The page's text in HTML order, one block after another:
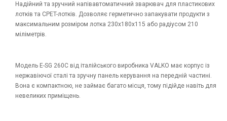
Надійний та зручний напівавтоматичний зварювач для пластикових
лотків та CPET-лотків. Дозволяє герметично запакувати продукти з
максимальним розміром лотка 230х180х115 або радіусом 210
міліметрів.
Модель E-SG 260C від італійського виробника VALKO має корпус із
нержавіючої сталі та зручну панель керування на передній частині.
Вона є компактною, не займає багато місця, тому підійде навіть для
невеликих приміщень.